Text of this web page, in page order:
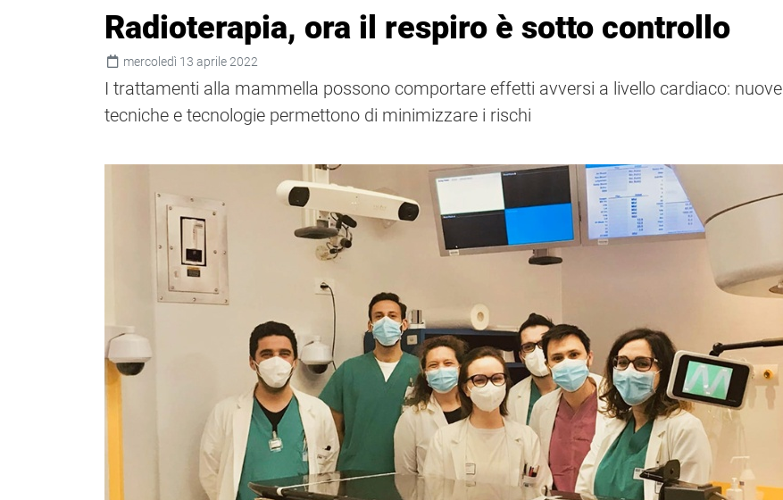
Radioterapia, ora il respiro è sotto controllo
mercoledì 13 aprile 2022
I trattamenti alla mammella possono comportare effetti avversi a livello cardiaco: nuove
tecniche e tecnologie permettono di minimizzare i rischi